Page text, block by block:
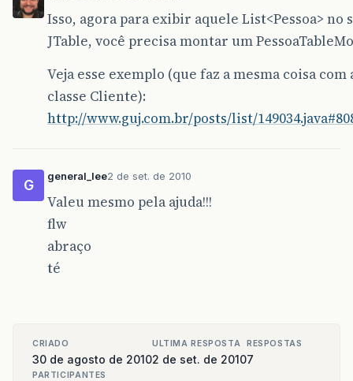
Isso, agora para exibir aquele List<Pessoa> no
JTable, você precisa montar um
Veja esse exemplo (que faz a mesma coisa com
classe Cliente):
http://www.guj.com.br/posts/list/
G
general_lee2 de set. de 2010
Valeu mesmo pela ajuda!!!
flw
abraço
té
CRIADO
30 de agosto de 2010
ULTIMA RESPOSTA
2 de set. de 2010
RESPOSTAS
7
PARTICIPANTES